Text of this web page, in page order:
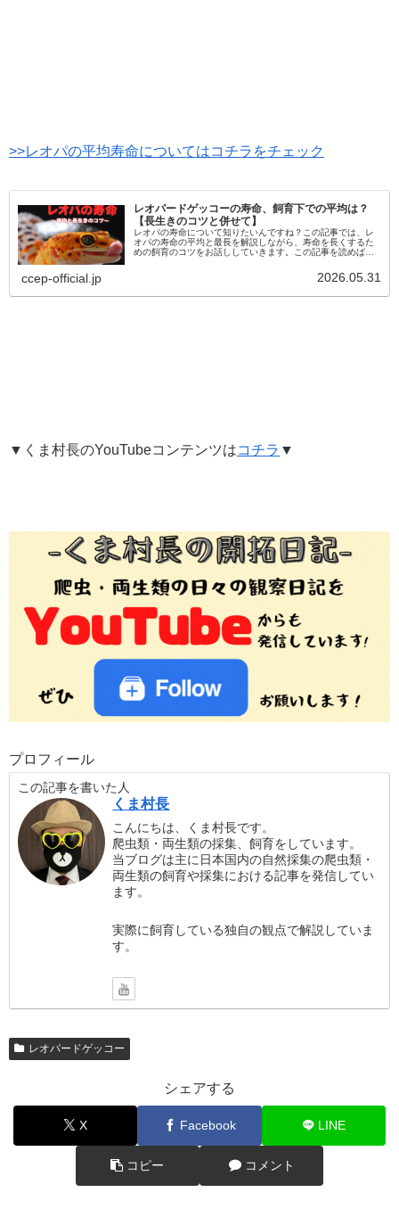
>>レオパの平均寿命についてはコチラをチェック
レオパードゲッコーの寿命、飼育下での平均は？
【長生きのコツと併せて】
レオパの寿命について知りたいんですね？この記事では、レ
オパの寿命の平均と最長を解説しながら、寿命を長くするた
めの飼育のコツをお話ししていきます。この記事を読めばレ
となります。読み進めて確認してみて下さい。
ccep-official.jp 2026.05.31
▼くま村長のYouTubeコンテンツはコチラ ▼
プロフィール
この記事を書いた人
くま村長
こんにちは、くま村長です。
爬虫類・両生類の採集、飼育をしています。
当ブログは主に日本国内の自然採集の爬虫類・
両生類の飼育や採集における記事を発信してい
ます。
実際に飼育している独自の観点で解説していま
す。
レオパードゲッコー
シェアする
X Facebook LINE
コピー コメント